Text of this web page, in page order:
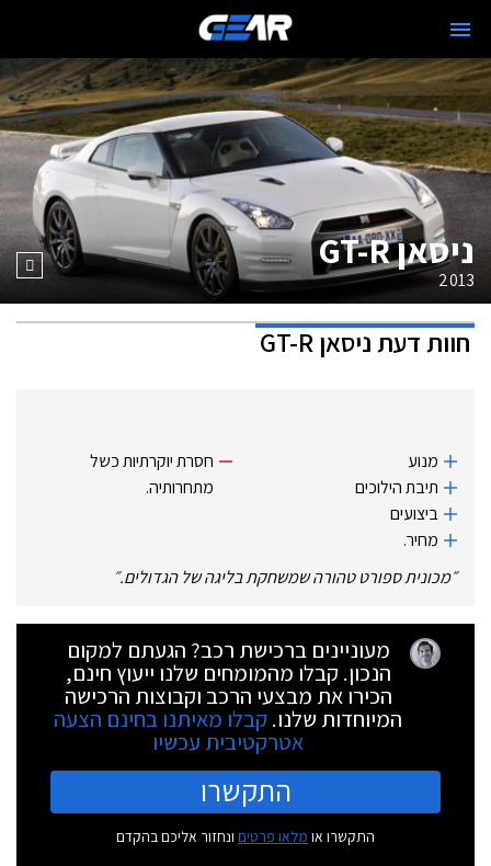
ניסאן GT-R
2013
חוות דעתניסאן GT-R
מנוע
תיבת הילוכים
ביצועים
מחיר.
חסרת יוקרתיות כשל
מתחרותיה.
״מכונית ספורט טהורה שמשחקת בליגה של הגדולים.״
מעוניינים ברכישת רכב? הגעתם למקום
הנכון. קבלו מהמומחים שלנו ייעוץ חינם,
הכירו את מבצעי הרכב וקבוצות הרכישה
המיוחדות שלנו. קבלו מאיתנו בחינם הצעה
אטרקטיבית עכשיו
התקשרו
התקשרו או מלאו פרטים ונחזור אליכם בהקדם